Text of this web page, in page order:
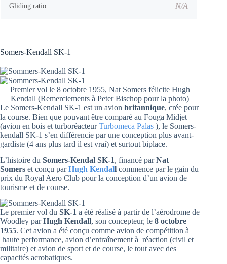
Somers-Kendall SK-1
Premier vol le 8 octobre 1955, Nat Somers félicite Hugh
Kendall (Remerciements à Peter Bischop pour la photo)
Le Somers-Kendall SK-1 est un avion britannique, crée pour
la course. Bien que pouvant être comparé au Fouga Midjet
(avion en bois et turboréacteurTurbomeca Palas ), le Somers-
kendall SK-1 s’en différencie par une conception plus avant-
gardiste (4 ans plus tard il est vrai) et surtout biplace.
L’histoire du Somers-Kendal SK-1, financé parNat
Somers et conçu parHugh Kendall commence par le gain du
prix du Royal Aero Club pour la conception d’un avion de
tourisme et de course.
Le premier vol du SK-1 a été réalisé à partir de l’aérodrome de
Woodley parHugh Kendall, son concepteur, le 8 octobre
1955. Cet avion a été conçu comme avion de compétition à
haute performance, avion d’entraînement à réaction (civil et
militaire) et avion de sport et de course, le tout avec des
capacités acrobatiques.
Gliding ratio N/A